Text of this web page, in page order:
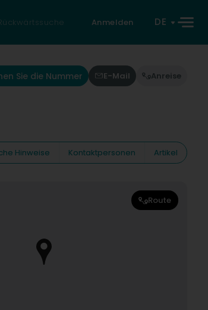
Anmelden DE
Sie die Nummer E-Mail Anreise
Hinweise Kontaktpersonen
Artikel
Route